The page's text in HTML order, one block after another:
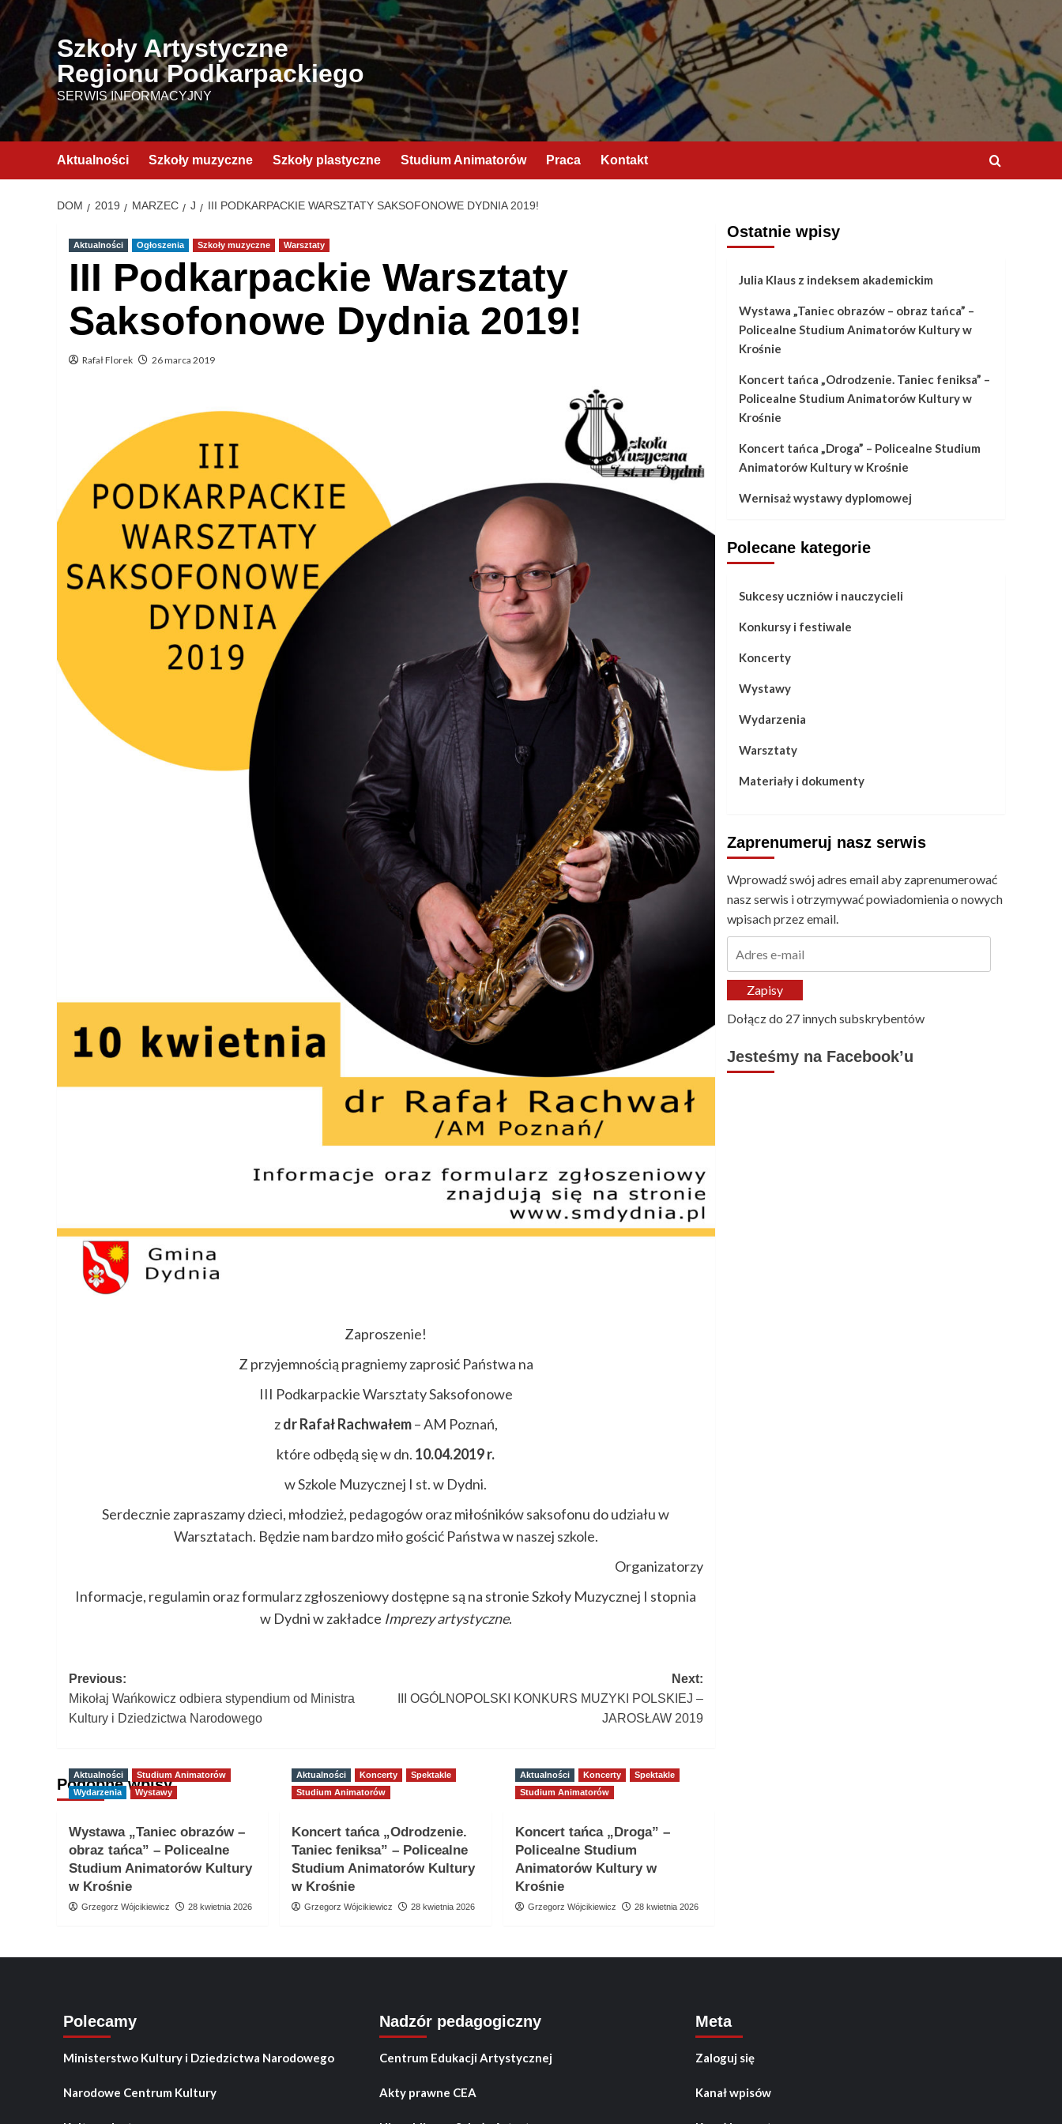
Przejdź
treści
Szkoły Artystyczne
Regionu Podkarpackiego
SERWIS INFORMACYJNY
Aktualności Szkoły muzyczne Szkoły plastyczne Studium Animatorów Praca Kontakt
DOM 2019 MARZEC J III PODKARPACKIE WARSZTATY SAKSOFONOWE DYDNIA 2019!
Aktualności Ogłoszenia Szkoły muzyczne Warsztaty
III Podkarpackie Warsztaty
Saksofonowe Dydnia 2019!
Rafał Florek 26 marca 2019
Zaproszenie!
Z przyjemnością pragniemy zaprosić Państwa na
III Podkarpackie Warsztaty Saksofonowe
zdr Rafał Rachwałem– AM Poznań,
które odbędą się w dn. 10.04.2019 r.
w Szkole Muzycznej I st. w Dydni.
Serdecznie zapraszamy dzieci, młodzież, pedagogów oraz miłośników saksofonu do udziału w
Warsztatach. Będzie nam bardzo miło gościć Państwa w naszej szkole.
Organizatorzy
Informacje, regulamin oraz formularz zgłoszeniowy dostępne są na stronie Szkoły Muzycznej I stopnia
w Dydni w zakładce Imprezy artystyczne.
Post
navigation
Previous:
Mikołaj Wańkowicz odbiera stypendium od Ministra
Kultury i Dziedzictwa Narodowego
Next:
III OGÓLNOPOLSKI KONKURS MUZYKI POLSKIEJ –
JAROSŁAW 2019
Podobne wpisy
Aktualności
Studium Animatorów
Wydarzenia
Wystawy
Wystawa „Taniec obrazów –
obraz tańca” – Policealne
Studium Animatorów Kultury
w Krośnie
Grzegorz Wójcikiewicz 28 kwietnia 2026
Aktualności Koncerty
Spektakle
Studium Animatorów
Koncert tańca „Odrodzenie.
Taniec feniksa” – Policealne
Studium Animatorów Kultury
w Krośnie
Grzegorz Wójcikiewicz 28 kwietnia 2026
Aktualności Koncerty
Spektakle
Studium Animatorów
Koncert tańca „Droga” –
Policealne Studium
Animatorów Kultury w
Krośnie
Grzegorz Wójcikiewicz 28 kwietnia 2026
Ostatnie wpisy
Julia Klaus z indeksem akademickim
Wystawa „Taniec obrazów – obraz tańca” –
Policealne Studium Animatorów Kultury w
Krośnie
Koncert tańca „Odrodzenie. Taniec feniksa” –
Policealne Studium Animatorów Kultury w
Krośnie
Koncert tańca „Droga” – Policealne Studium
Animatorów Kultury w Krośnie
Wernisaż wystawy dyplomowej
Polecane kategorie
Sukcesy uczniów i nauczycieli
Konkursy i festiwale
Koncerty
Wystawy
Wydarzenia
Warsztaty
Materiały i dokumenty
Zaprenumeruj nasz serwis
Wprowadź swój adres email aby zaprenumerować
nasz serwis i otrzymywać powiadomienia o nowych
wpisach przez email.
mailZapisy
Dołącz do 27 innych subskrybentów
Jesteśmy na Facebook’u
Polecamy
Ministerstwo Kultury i Dziedzictwa Narodowego
Narodowe Centrum Kultury
Nadzór pedagogiczny
Centrum Edukacji Artystycznej
Akty prawne CEA
Meta
Zaloguj się
Kanał wpisów